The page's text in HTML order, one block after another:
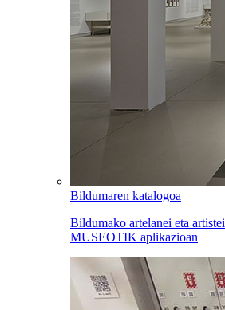
Bildumaren katalogoa
Bildumako artelanei eta
MUSEOTIK aplikazioan